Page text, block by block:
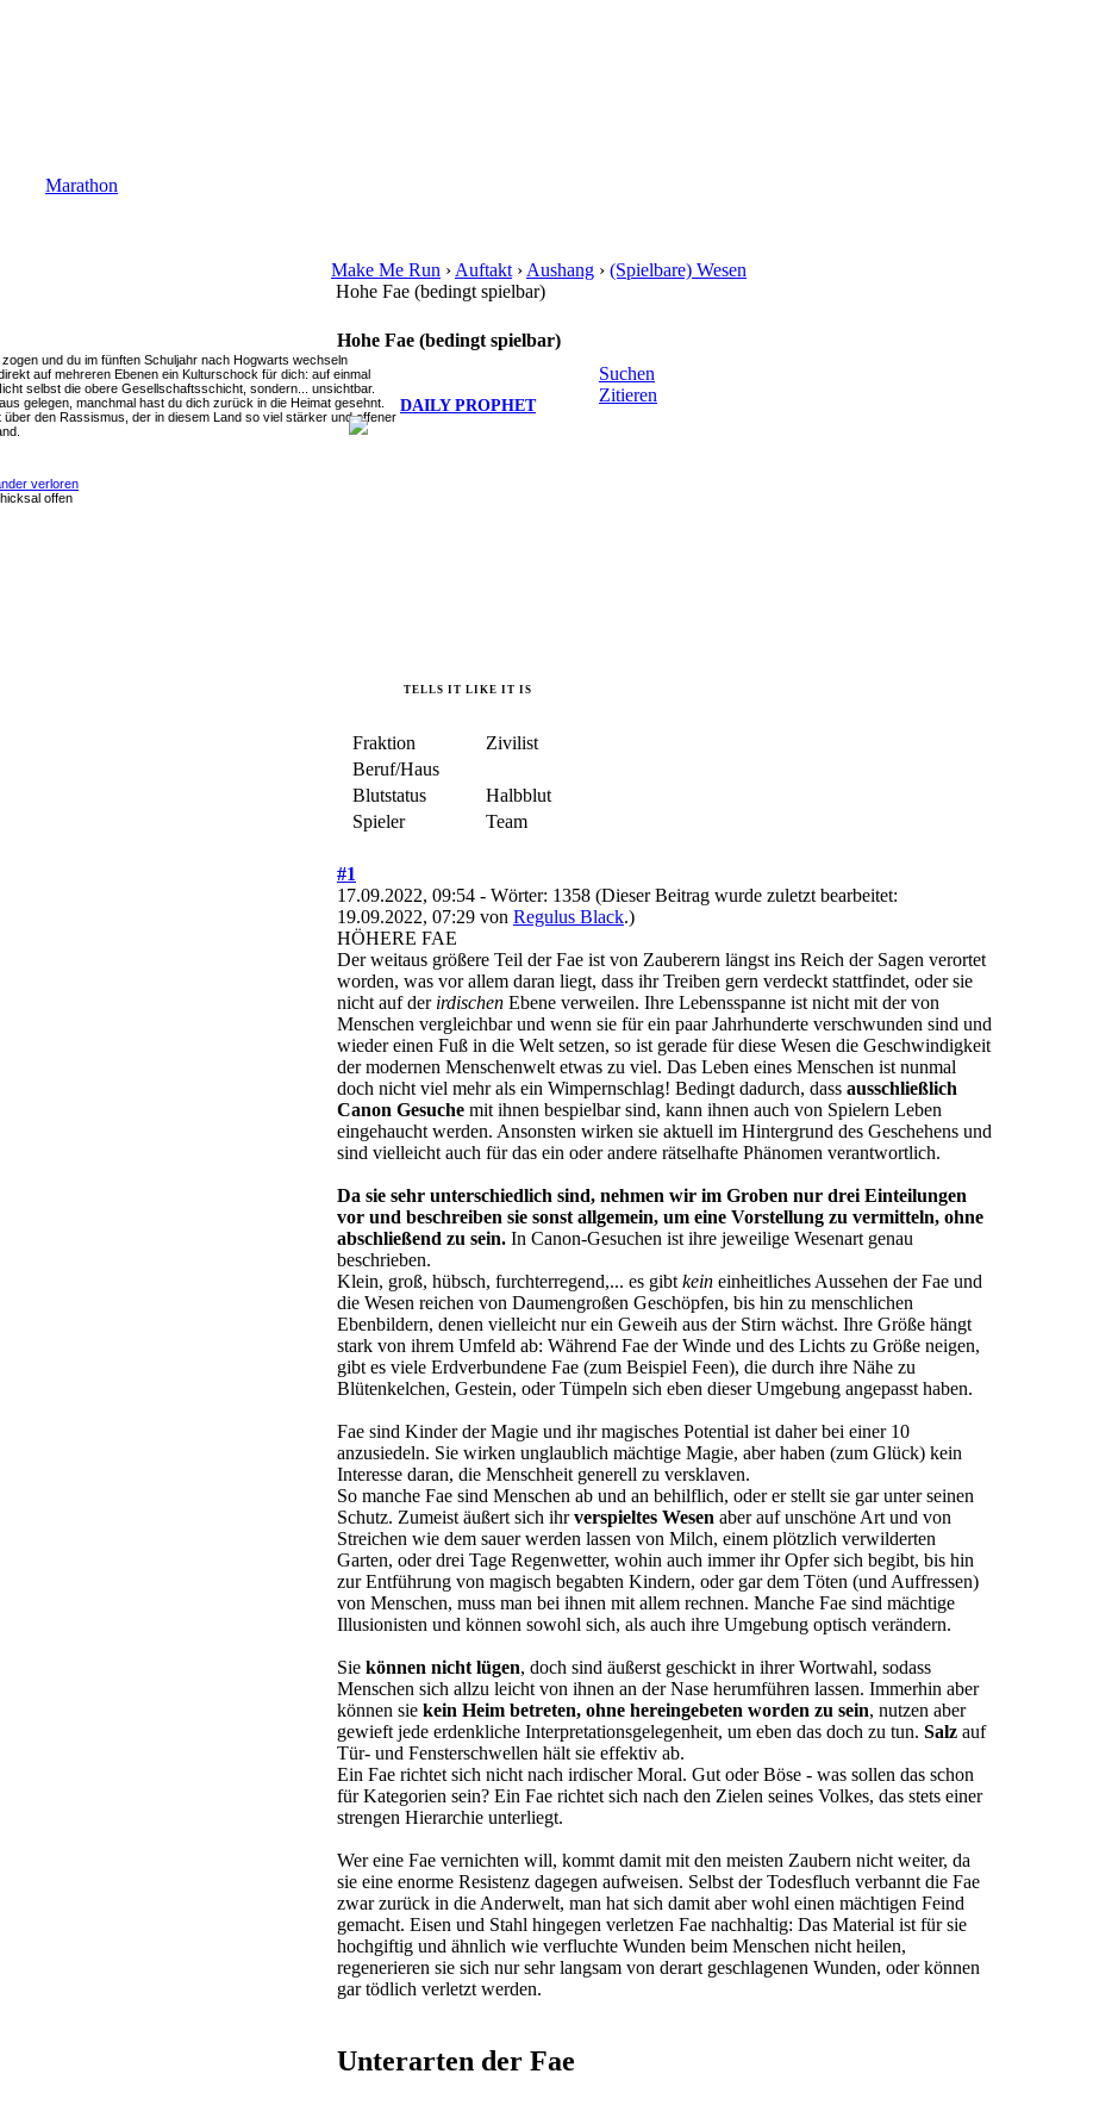
Marathon
und du im fünften Schuljahr nach Hogwarts wechseln
auf mehreren Ebenen ein Kulturschock für dich: auf einmal
selbst die obere Gesellschaftsschicht, sondern... unsichtbar.
gelegen, manchmal hast du dich zurück in die Heimat gesehnt.
den Rassismus, der in diesem Land so viel stärker und offener
verloren
offen
Make Me Run › Auftakt › Aushang › (Spielbare) Wesen
Hohe Fae (bedingt spielbar)
Hohe Fae (bedingt spielbar)
DAILY PROPHET
TELLS IT LIKE IT IS
Fraktion
Zivilist
Beruf/Haus
Blutstatus
Halbblut
Spieler
Team
#1
17.09.2022, 09:54 - Wörter: 1358 (Dieser Beitrag wurde zuletzt bearbeitet:
19.09.2022, 07:29 von Regulus Black.)
HÖHERE FAE
Der weitaus größere Teil der Fae ist von Zauberern längst ins Reich der Sagen verortet
worden, was vor allem daran liegt, dass ihr Treiben gern verdeckt stattfindet, oder sie
nicht auf der irdischen Ebene verweilen. Ihre Lebensspanne ist nicht mit der von
Menschen vergleichbar und wenn sie für ein paar Jahrhunderte verschwunden sind und
wieder einen Fuß in die Welt setzen, so ist gerade für diese Wesen die Geschwindigkeit
der modernen Menschenwelt etwas zu viel. Das Leben eines Menschen ist nunmal
doch nicht viel mehr als ein Wimpernschlag! Bedingt dadurch, dass ausschließlich
Canon Gesuche mit ihnen bespielbar sind, kann ihnen auch von Spielern Leben
eingehaucht werden. Ansonsten wirken sie aktuell im Hintergrund des Geschehens und
sind vielleicht auch für das ein oder andere rätselhafte Phänomen verantwortlich.
Da sie sehr unterschiedlich sind, nehmen wir im Groben nur drei Einteilungen
vor und beschreiben sie sonst allgemein, um eine Vorstellung zu vermitteln, ohne
abschließend zu sein. In Canon-Gesuchen ist ihre jeweilige Wesenart genau
beschrieben.
Klein, groß, hübsch, furchterregend,... es gibt kein einheitliches Aussehen der Fae und
die Wesen reichen von Daumengroßen Geschöpfen, bis hin zu menschlichen
Ebenbildern, denen vielleicht nur ein Geweih aus der Stirn wächst. Ihre Größe hängt
stark von ihrem Umfeld ab: Während Fae der Winde und des Lichts zu Größe neigen,
gibt es viele Erdverbundene Fae (zum Beispiel Feen), die durch ihre Nähe zu
Blütenkelchen, Gestein, oder Tümpeln sich eben dieser Umgebung angepasst haben.
Fae sind Kinder der Magie und ihr magisches Potential ist daher bei einer 10
anzusiedeln. Sie wirken unglaublich mächtige Magie, aber haben (zum Glück) kein
Interesse daran, die Menschheit generell zu versklaven.
So manche Fae sind Menschen ab und an behilflich, oder er stellt sie gar unter seinen
Schutz. Zumeist äußert sich ihrverspieltes Wesen aber auf unschöne Art und von
Streichen wie dem sauer werden lassen von Milch, einem plötzlich verwilderten
Garten, oder drei Tage Regenwetter, wohin auch immer ihr Opfer sich begibt, bis hin
zur Entführung von magisch begabten Kindern, oder gar dem Töten (und Auffressen)
von Menschen, muss man bei ihnen mit allem rechnen. Manche Fae sind mächtige
Illusionisten und können sowohl sich, als auch ihre Umgebung optisch verändern.
Sie können nicht lügen, doch sind äußerst geschickt in ihrer Wortwahl, sodass
Menschen sich allzu leicht von ihnen an der Nase herumführen lassen. Immerhin aber
können sie kein Heim betreten, ohne hereingebeten worden zu sein, nutzen aber
gewieft jede erdenkliche Interpretationsgelegenheit, um eben das doch zu tun. Salz auf
Tür- und Fensterschwellen hält sie effektiv ab.
Ein Fae richtet sich nicht nach irdischer Moral. Gut oder Böse - was sollen das schon
für Kategorien sein? Ein Fae richtet sich nach den Zielen seines Volkes, das stets einer
strengen Hierarchie unterliegt.
Wer eine Fae vernichten will, kommt damit mit den meisten Zaubern nicht weiter, da
sie eine enorme Resistenz dagegen aufweisen. Selbst der Todesfluch verbannt die Fae
zwar zurück in die Anderwelt, man hat sich damit aber wohl einen mächtigen Feind
gemacht. Eisen und Stahl hingegen verletzen Fae nachhaltig: Das Material ist für sie
hochgiftig und ähnlich wie verfluchte Wunden beim Menschen nicht heilen,
regenerieren sie sich nur sehr langsam von derart geschlagenen Wunden, oder können
gar tödlich verletzt werden.
Unterarten der Fae
Suchen
Zitieren